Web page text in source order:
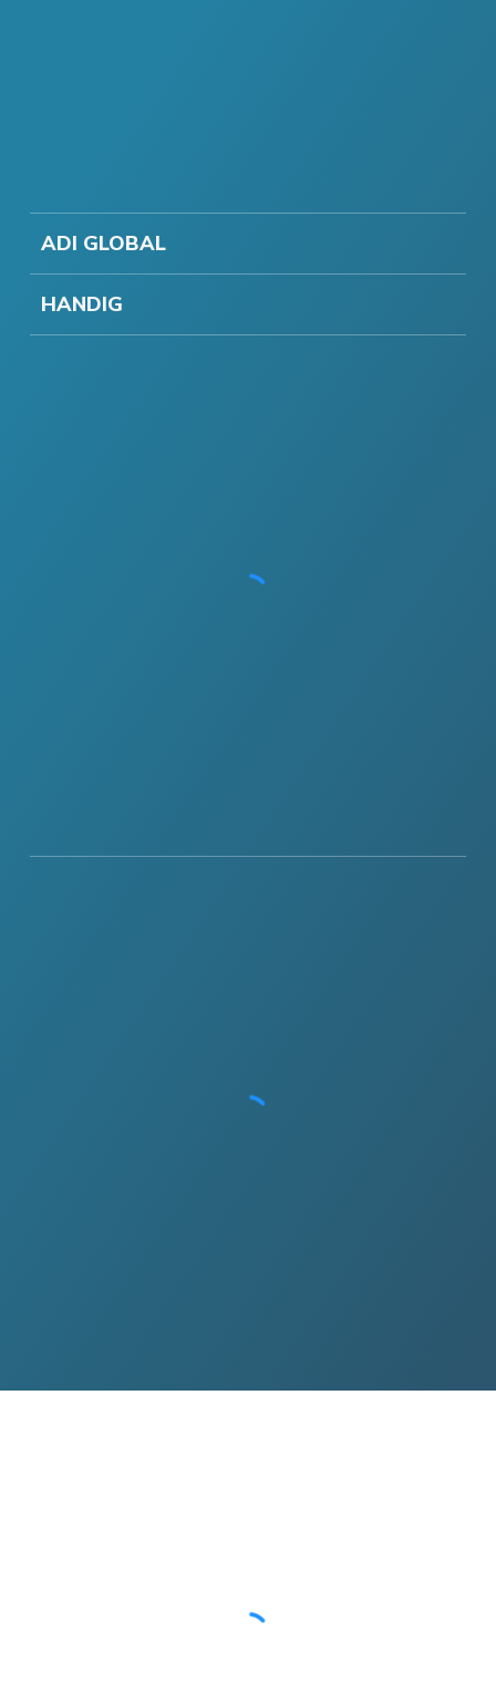
ADI GLOBAL
HANDIG